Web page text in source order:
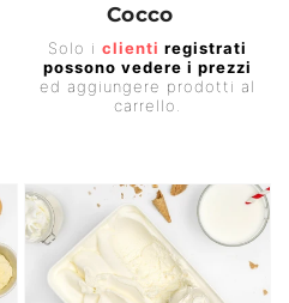
Cocco
Prezzo
di
Solo i clienti registrati
possono vedere i prezzi
ed aggiungere prodotti al
carrello.